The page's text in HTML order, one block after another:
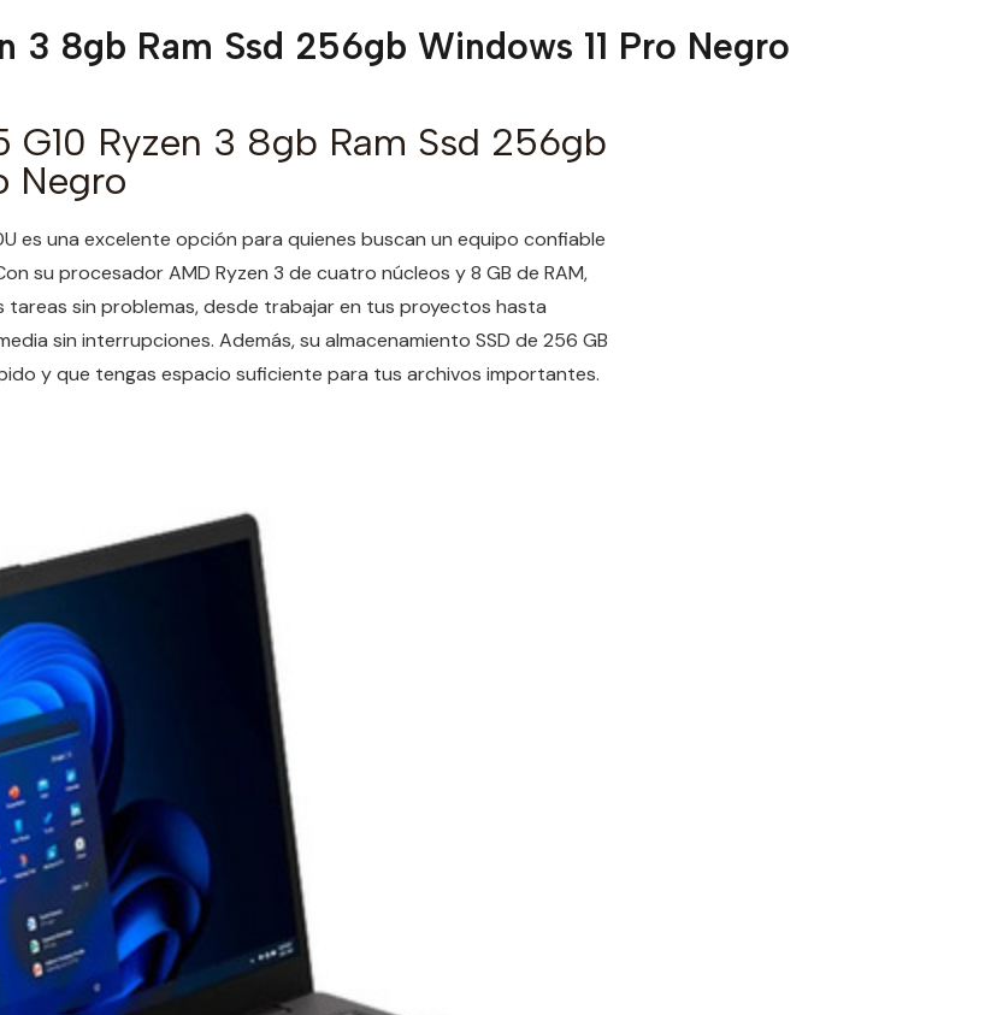
3 8gb Ram Ssd 256gb Windows 11 Pro Negro
G10 Ryzen 3 8gb Ram Ssd 256gb
Negro
es una excelente opción para quienes buscan un equipo confiable
su procesador AMD Ryzen 3 de cuatro núcleos y 8 GB de RAM,
tareas sin problemas, desde trabajar en tus proyectos hasta
sin interrupciones. Además, su almacenamiento SSD de 256 GB
y que tengas espacio suficiente para tus archivos importantes.